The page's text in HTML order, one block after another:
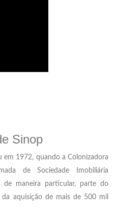
Sinop
1972, quando a Colonizadora
de Sociedade Imobiliária
de maneira particular, parte do
aquisição de mais de 500 mil